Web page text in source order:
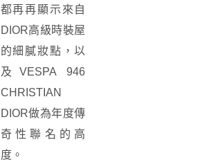
都再再顯示來自
DIOR高級時裝屋
的細膩妝點，以
及VESPA 946
CHRISTIAN
DIOR做為年度傳
奇性聯名的高
度。